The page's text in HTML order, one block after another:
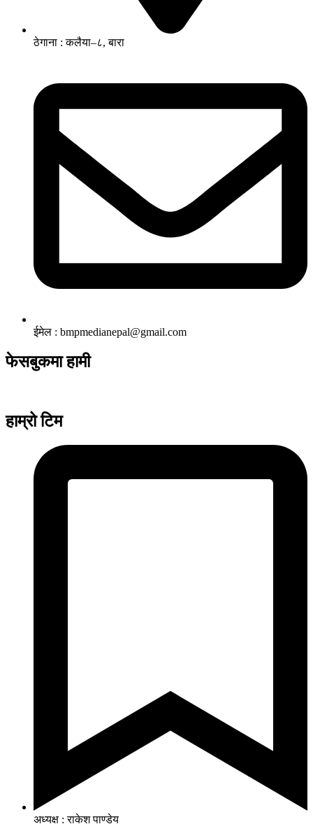
ठेगाना : कलैया–८, बारा
ईमेल : bmpmedianepal@gmail.com
फेसबुकमा हामी
हाम्रो टिम
अध्यक्ष : राकेश पाण्डेय